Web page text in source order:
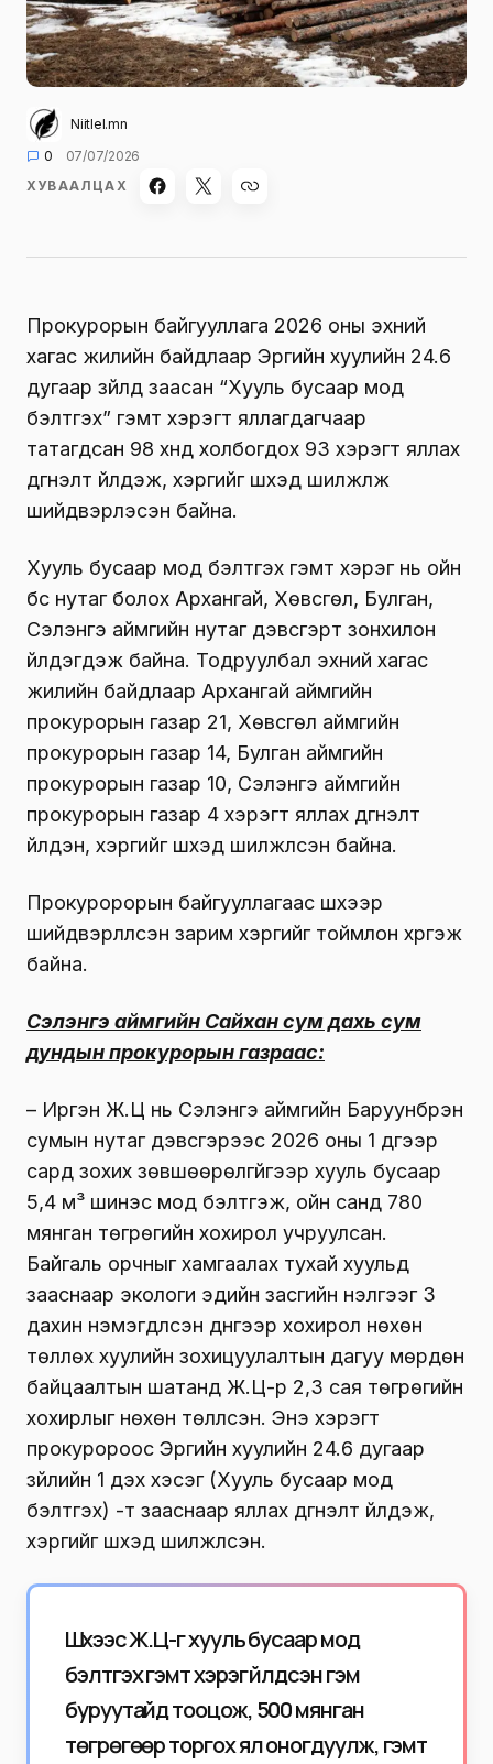
Niitlel.mn
0
07/07/2026
ХУВААЛЦАХ
Прокурорын байгууллага 2026 оны эхний
хагас жилийн байдлаар Эрүүгийн хуулийн 24.6
дугаар зүйлд заасан “Хууль бусаар мод
бэлтгэх” гэмт хэрэгт яллагдагчаар
татагдсан 98 хүнд холбогдох 93 хэрэгт яллах
дүгнэлт үйлдэж, хэргийг шүүхэд шилжүүлж
шийдвэрлэсэн байна.
Хууль бусаар мод бэлтгэх гэмт хэрэг нь ойн
бүс нутаг болох Архангай, Хөвсгөл, Булган,
Сэлэнгэ аймгийн нутаг дэвсгэрт зонхилон
үйлдэгдэж байна. Тодруулбал эхний хагас
жилийн байдлаар Архангай аймгийн
прокурорын газар 21, Хөвсгөл аймгийн
прокурорын газар 14, Булган аймгийн
прокурорын газар 10, Сэлэнгэ аймгийн
прокурорын газар 4 хэрэгт яллах дүгнэлт
үйлдэн, хэргийг шүүхэд шилжүүлсэн байна.
Прокуророрын байгууллагаас шүүхээр
шийдвэрлүүлсэн зарим хэргийг тоймлон хүргэж
байна.
Сэлэнгэ аймгийн Сайхан сум дахь сум
дундын прокурорын газраас:
– Иргэн Ж.Ц нь Сэлэнгэ аймгийн Баруунбүрэн
сумын нутаг дэвсгэрээс 2026 оны 1 дүгээр
сард зохих зөвшөөрөлгүйгээр хууль бусаар
5,4 м³ шинэс мод бэлтгэж, ойн санд 780
мянган төгрөгийн хохирол учруулсан.
Байгаль орчныг хамгаалах тухай хуульд
зааснаар экологи эдийн засгийн үнэлгээг 3
дахин нэмэгдүүлсэн дүнгээр хохирол нөхөн
төлүүлөх хуулийн зохицуулалтын дагуу мөрдөн
байцаалтын шатанд Ж.Ц-р 2,3 сая төгрөгийн
хохирлыг нөхөн төлүүлсэн. Энэ хэрэгт
прокуророос Эрүүгийн хуулийн 24.6 дугаар
зүйлийн 1 дэх хэсэг (Хууль бусаар мод
бэлтгэх) -т зааснаар яллах дүгнэлт үйлдэж,
хэргийг шүүхэд шилжүүлсэн.
Шүүхээс Ж.Ц-г хууль бусаар мод
бэлтгэх гэмт хэрэг үйлдсэн гэм
буруутайд тооцож, 500 мянган
төгрөгөөр торгох ял оногдуулж, гэмт